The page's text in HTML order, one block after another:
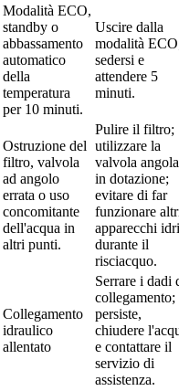
Modalità ECO,
standby o
abbassamento
automatico
della
temperatura
per 10 minuti.
Uscire dalla
modalità
sedersi e
attendere 5
minuti.
Ostruzione del
filtro, valvola
ad angolo
errata o uso
concomitante
dell'acqua in
altri punti.
Pulire il filtro;
utilizzare la
valvola
in dotazione;
evitare di far
funzionare
apparecchi
durante il
risciacquo.
Collegamento
idraulico
allentato
Serrare i dadi
collegamento;
persiste,
chiudere
e contattare il
servizio di
assistenza.